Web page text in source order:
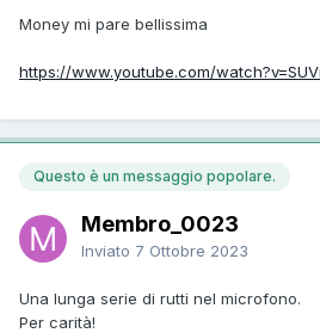
Money mi pare bellissima
https://www.youtube.com/
Questo è un messaggio popolare.
Membro_0023
Inviato 7 Ottobre 2023
Una lunga serie di rutti nel microfono.
Per carità!